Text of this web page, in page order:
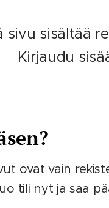
sivu sisältää
Kirjaudu
ovat vain
tili nyt ja saa